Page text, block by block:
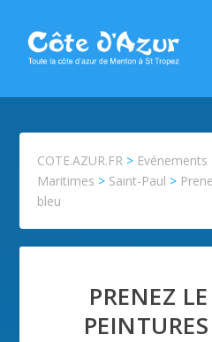
COTE.AZUR.FR > Evénements
Maritimes > Saint-Paul >
bleu
PRENEZ